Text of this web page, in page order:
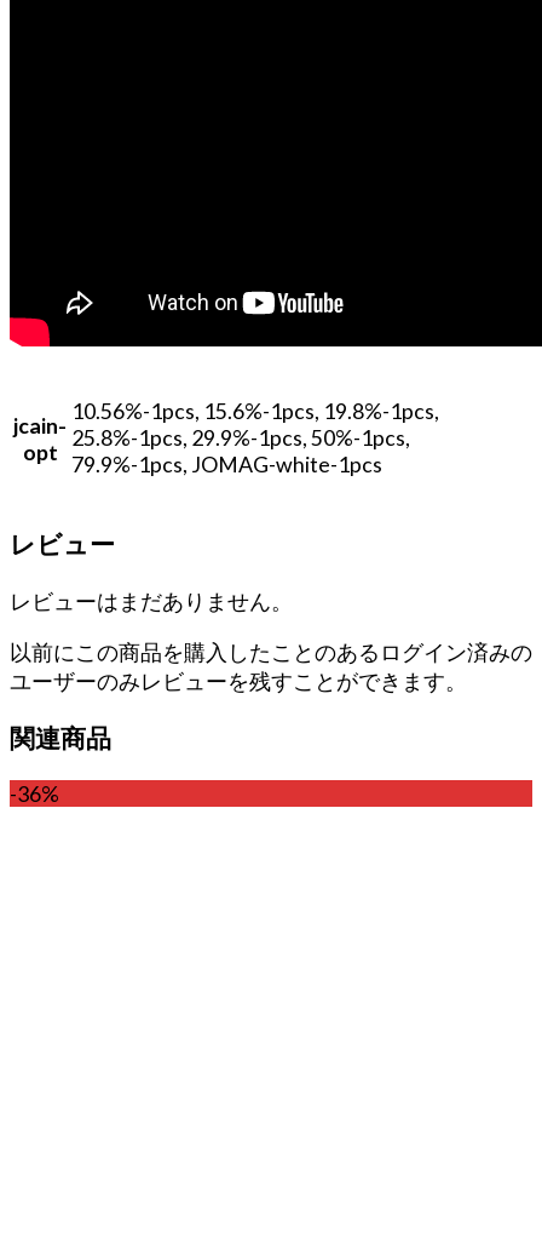
jcain-
opt
10.56%-1pcs, 15.6%-1pcs, 19.8%-1pcs,
25.8%-1pcs, 29.9%-1pcs, 50%-1pcs,
79.9%-1pcs, JOMAG-white-1pcs
レビュー
レビューはまだありません。
以前にこの商品を購入したことのあるログイン済みの
ユーザーのみレビューを残すことができます。
関連商品
-36%